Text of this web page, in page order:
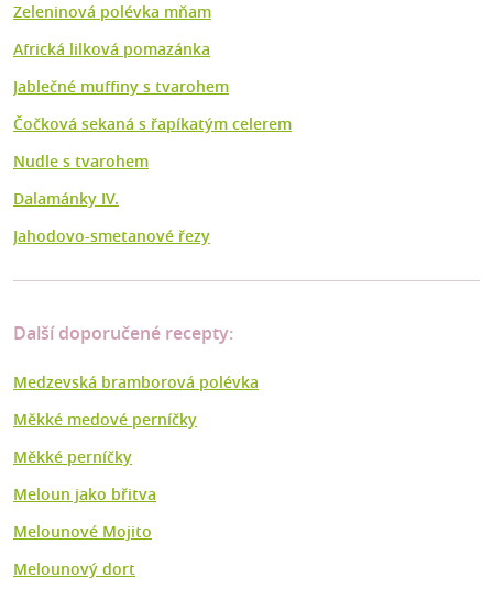
Zeleninová polévka mňam
Africká lilková pomazánka
Jablečné muffiny s tvarohem
Čočková sekaná s řapíkatým celerem
Nudle s tvarohem
Dalamánky IV.
Jahodovo-smetanové řezy
Další doporučené recepty:
Medzevská bramborová polévka
Měkké medové perníčky
Měkké perníčky
Meloun jako břitva
Melounové Mojito
Melounový dort